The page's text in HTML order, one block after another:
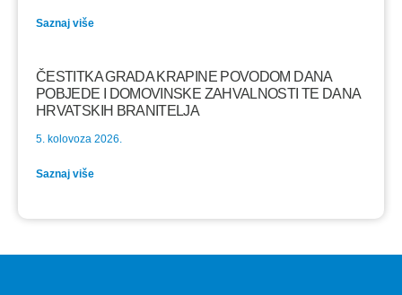
Saznaj više
ČESTITKA GRADA KRAPINE POVODOM DANA
POBJEDE I DOMOVINSKE ZAHVALNOSTI TE DANA
HRVATSKIH BRANITELJA
5. kolovoza 2026.
Saznaj više